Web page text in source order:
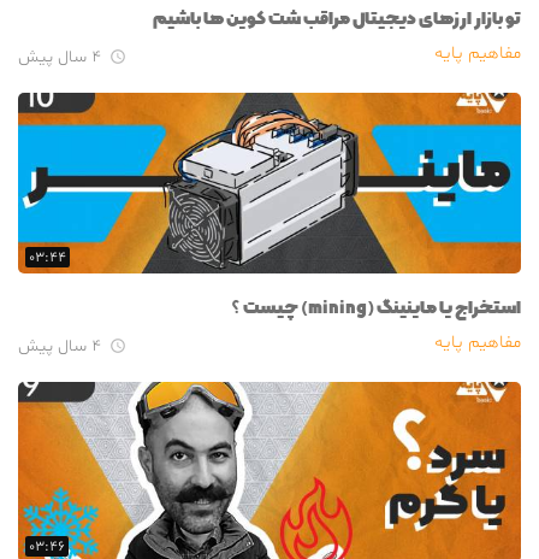
تو بازار ارزهای دیجیتال مراقب شت کوین ها باشیم
مفاهیم پایه ۴ سال پیش 
۰۳:۴۴
استخراج یا ماینینگ (mining) چیست ؟
مفاهیم پایه ۴ سال پیش 
۰۳:۴۶